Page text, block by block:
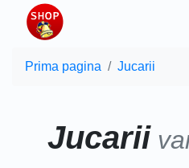
Prima pagina Jucarii
Jucarii